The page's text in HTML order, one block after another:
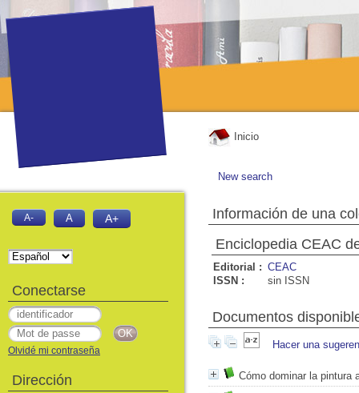
Inicio
New search
Información de una
Enciclopedia CEAC
Editorial : CEAC
ISSN :
sin ISSN
Documentos
Hacer una
Cómo dominar la pintura
A- A A+
Conectarse
Olvidé mi contraseña
Dirección